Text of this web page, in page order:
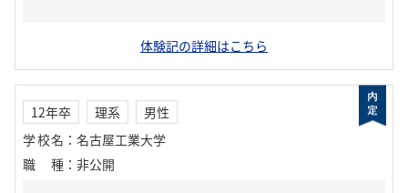
体験記の詳細はこちら
12年卒 理系
男性
学校名 ： 名古屋工業大学
職種 ： 非公開